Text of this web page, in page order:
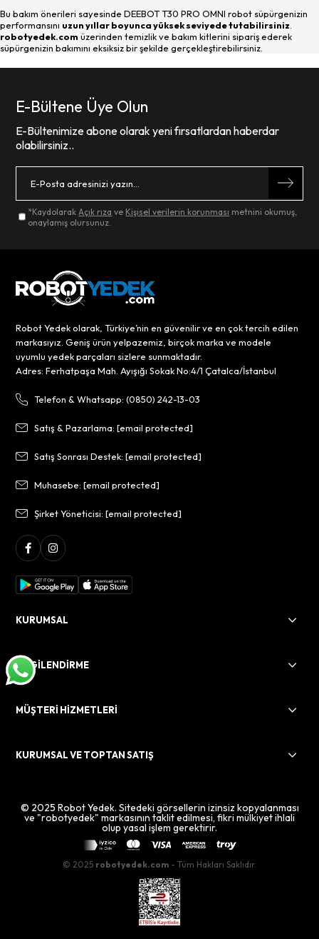
Bu bakım önerileri sayesinde DEEBOT T30 PRO OMNI robot süpürgenizin
performansını uzun yıllar boyunca yüksek seviyede tutabilirsiniz
robotyedek.com üzerinden temizlik ve bakım kitlerini sipariş ederek
süpürgenizin bakımını eksiksiz bir şekilde gerçekleştirebilirsiniz.
E-Bültene Üye Olun
E-Bültenimize abone olarak yeni fırsatlardan haberdar
olabilirsiniz..
*Kaydolarak Açık rıza ve Kişisel verilerin korunması metnini okumuş,
onaylamış olursunuz.
Robot Yedek olarak, Türkiye’nin en güvenilir ve en çok tercih edilen
markasıyız. Geniş ürün yelpazemiz, birçok marka ve modele
uyumlu yedek parçaları sizlere sunmaktadır.
Adres: Ferhatpaşa Mah. Ayışığı Sokak No:4/1 Çatalca/İstanbul
Telefon & Whatsapp: (0850) 242-13-03
Satış & Pazarlama:[email protected]
Satış Sonrası Destek:[email protected]
Muhasebe:[email protected]
Şirket Yöneticisi:[email protected]
KURUMSAL
BİLGİLENDİRME
MÜŞTERİ HİZMETLERİ
KURUMSAL VE TOPTAN SATIŞ
© 2025 Robot Yedek. Sitedeki görsellerin izinsiz kopyalanması
ve "robotyedek" markasının taklit edilmesi, fikri mülkiyet ihlali
olup yasal işlem gerektirir.
© 2025 robotyedek.com - Tüm Hakları Saklıdır.